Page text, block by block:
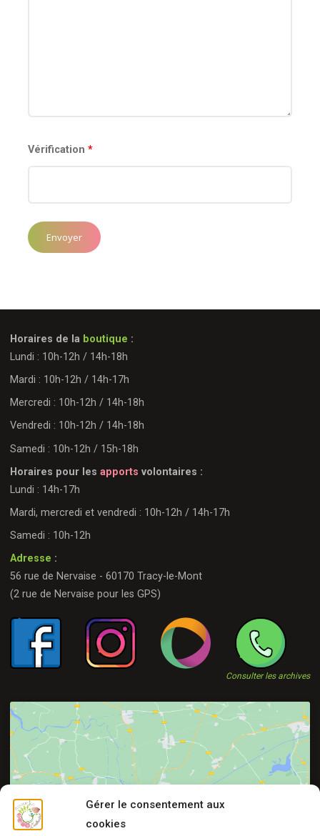
Gérer le consentement aux
cookies
Vérification *
Horaires de la boutique :
Lundi : 10h-12h / 14h-18h
Mardi : 10h-12h / 14h-17h
Mercredi : 10h-12h / 14h-18h
Vendredi : 10h-12h / 14h-18h
Samedi : 10h-12h / 15h-18h
Horaires pour lesapports volontaires :
Lundi : 14h-17h
Mardi, mercredi et vendredi : 10h-12h / 14h-17h
Samedi : 10h-12h
Adresse :
56 rue de Nervaise - 60170 Tracy-le-Mont
(2 rue de Nervaise pour les GPS)
Consulter les archives
Cliquez pour accepter les cookies
marketing et activer ce contenu